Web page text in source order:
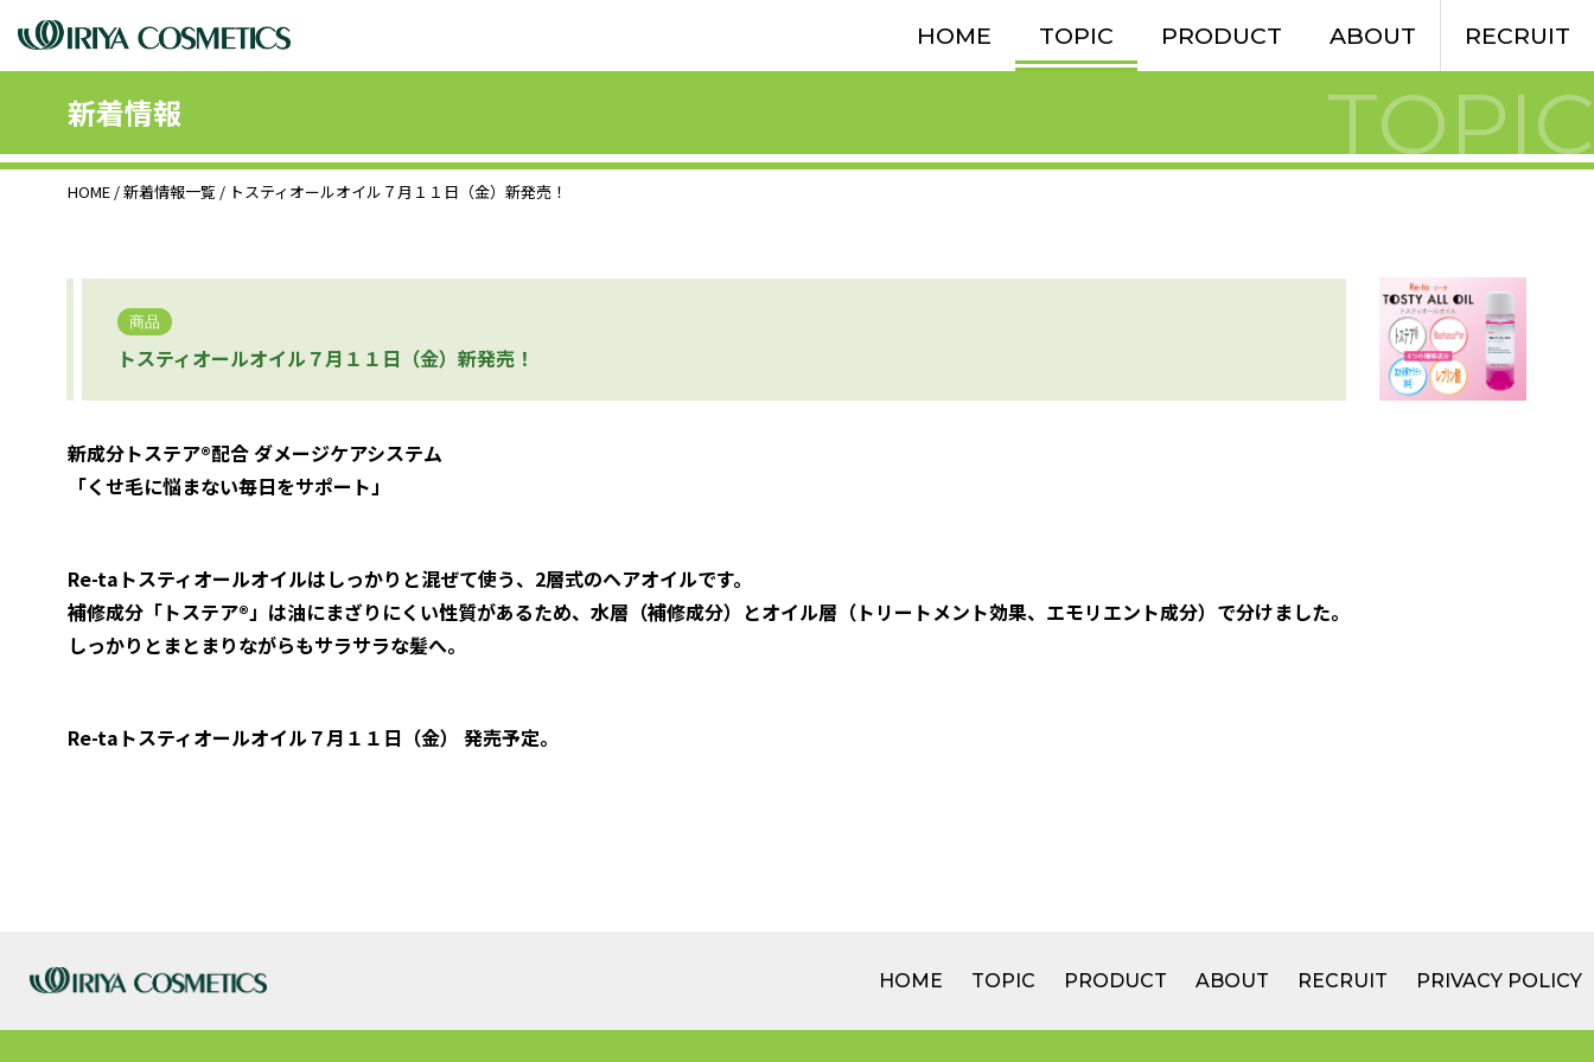
HOME TOPIC PRODUCT ABOUT RECRUIT
新着情報 TOPIC
HOME /新着情報一覧 / トスティオールオイル７月１１日（金）新発売！
商品
トスティオールオイル７月１１日（金）新発売！
新成分トステア®配合 ダメージケアシステム
「くせ毛に悩まない毎日をサポート」
Re-taトスティオールオイルはしっかりと混ぜて使う、2層式のヘアオイルです。
補修成分「トステア®」は油にまざりにくい性質があるため、水層（補修成分）とオイル層（トリートメント効果、エモリエント成分）で分けました。
しっかりとまとまりながらもサラサラな髪へ。
Re-taトスティオールオイル７月１１日（金） 発売予定。
HOME TOPIC PRODUCT ABOUT RECRUIT PRIVACY POLICY